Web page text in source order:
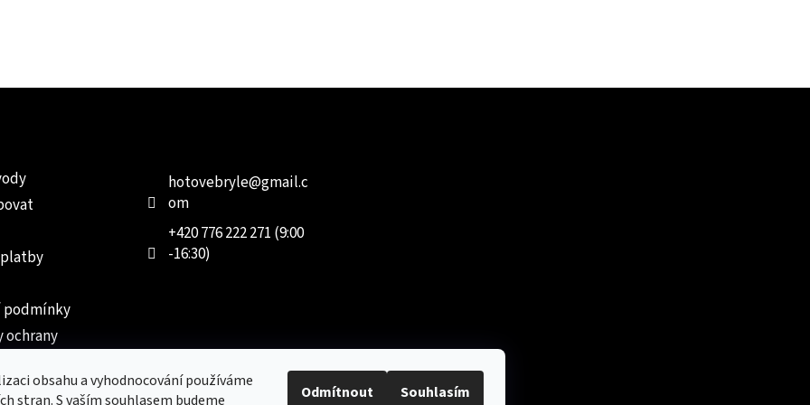
obsahu a vyhodnocování používáme
stran. S vaším souhlasem budeme
Odmítnout Souhlasím
podmínky
ochrany
hotovebryle@gmail.c
om
+420 776 222 271 (9:00
-16:30)